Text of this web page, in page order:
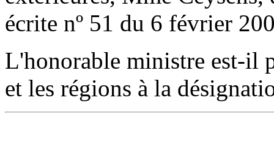
écrite nº 51 du 6 février
L'honorable ministre est-il
et les régions à la